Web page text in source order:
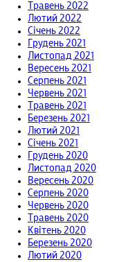
Травень 2022
Лютий 2022
Січень 2022
Грудень 2021
Листопад 2021
Вересень 2021
Серпень 2021
Червень 2021
Травень 2021
Березень 2021
Лютий 2021
Січень 2021
Грудень 2020
Листопад 2020
Вересень 2020
Серпень 2020
Червень 2020
Травень 2020
Квітень 2020
Березень 2020
Лютий 2020